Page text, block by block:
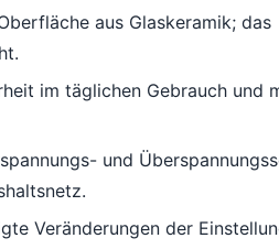
aus Glaskeramik; das
im täglichen Gebrauch und
und
Veränderungen der